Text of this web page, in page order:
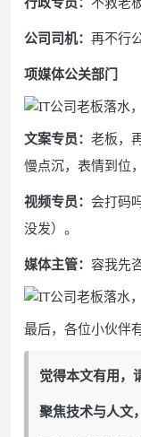
公司司机： 再不行
项媒体公关部门
文案专员： 老板，
慢点沉，表情到位
视频专员： 会打码
没发）。
媒体主管： 容我先
最后，各位小伙伴
觉得本文有用，
聚焦技术与人文